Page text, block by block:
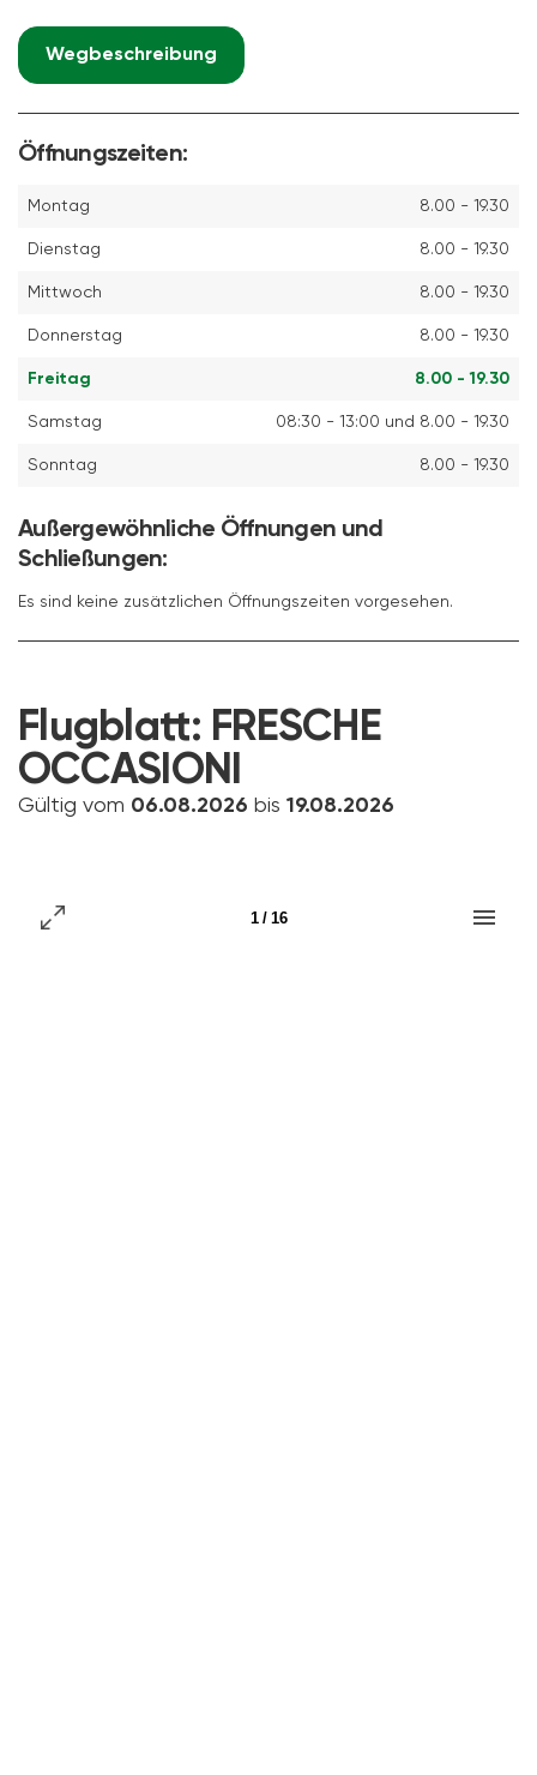
Wegbeschreibung
Öffnungszeiten:
Montag 8.00 - 19.30
Dienstag 8.00 - 19.30
Mittwoch 8.00 - 19.30
Donnerstag 8.00 - 19.30
Freitag 8.00 - 19.30
Samstag 08:30 - 13:00 und 8.00 - 19.30
Sonntag 8.00 - 19.30
Außergewöhnliche Öffnungen und
Schließungen:
Es sind keine zusätzlichen Öffnungszeiten vorgesehen.
Flugblatt: FRESCHE
OCCASIONI
Gültig vom 06.08.2026 bis 19.08.2026